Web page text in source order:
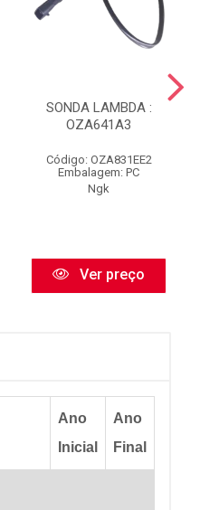
SONDA LAMBDA :
OZA641A3
Código: OZA831EE2
Embalagem: PC
Ngk
Ver preço
Ano
Inicial
Ano
Final